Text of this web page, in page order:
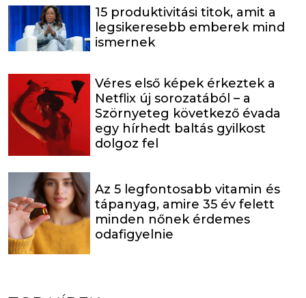
15 produktivitási titok, amit a
legsikeresebb emberek mind
ismernek
Véres első képek érkeztek a
Netflix új sorozatából – a
Szörnyeteg következő évada
egy hírhedt baltás gyilkost
dolgoz fel
Az 5 legfontosabb vitamin és
tápanyag, amire 35 év felett
minden nőnek érdemes
odafigyelnie